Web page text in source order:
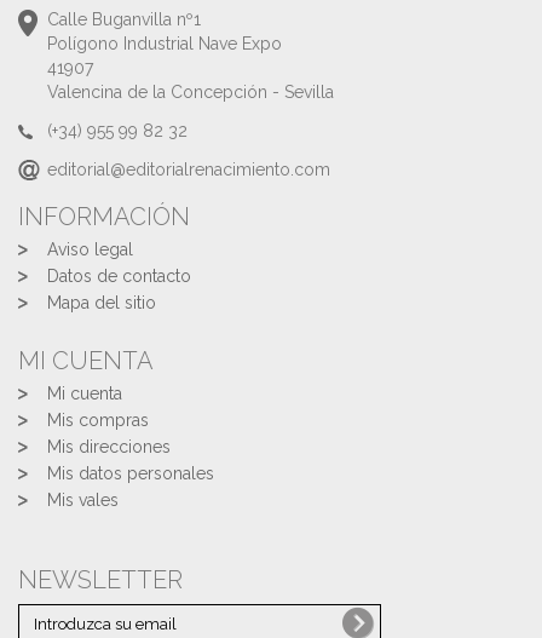
Calle Buganvilla nº1
Polígono Industrial Nave Expo
41907
Valencina de la Concepción - Sevilla
(+34) 955 99 82 32
editorial@editorialrenacimiento.com
INFORMACIÓN
Aviso legal
Datos de contacto
Mapa del sitio
MI CUENTA
Mi cuenta
Mis compras
Mis direcciones
Mis datos personales
Mis vales
NEWSLETTER